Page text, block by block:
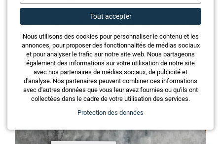
La simplicité est dans les capteurs!
Efficace, flexible, évolutive: avec les multicapteurs
BMS DALI-2 B.E.G., l’installation de commandes
d’éclairage intelligentes n’a jamais été aussi simple.
Tout accepter
Nous utilisons des cookies pour personnaliser le contenu et les
annonces, pour proposer des fonctionnalités de médias sociaux
et pour analyser le trafic sur notre site web. Nous partageons
également des informations sur votre utilisation de notre site
avec nos partenaires de médias sociaux, de publicité et
d'analyse. Nos partenaires peuvent combiner ces informations
avec d'autres données que vous leur avez fournies ou qu'ils ont
collectées dans le cadre de votre utilisation des services.
Protection des données